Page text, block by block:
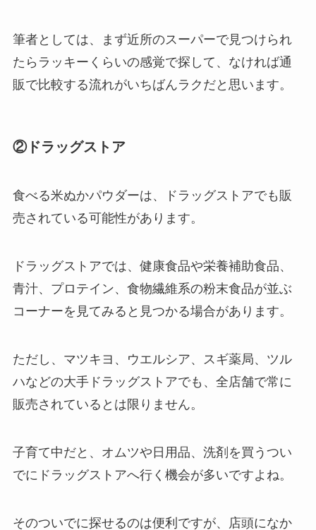
筆者としては、まず近所のスーパーで見つけられ
たらラッキーくらいの感覚で探して、なければ通
販で比較する流れがいちばんラクだと思います。
②ドラッグストア
食べる米ぬかパウダーは、ドラッグストアでも販
売されている可能性があります。
ドラッグストアでは、健康食品や栄養補助食品、
青汁、プロテイン、食物繊維系の粉末食品が並ぶ
コーナーを見てみると見つかる場合があります。
ただし、マツキヨ、ウエルシア、スギ薬局、ツル
ハなどの大手ドラッグストアでも、全店舗で常に
販売されているとは限りません。
子育て中だと、オムツや日用品、洗剤を買うつい
でにドラッグストアへ行く機会が多いですよね。
そのついでに探せるのは便利ですが、店頭になか